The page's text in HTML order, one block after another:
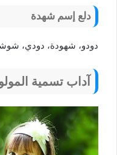
دلع إسم شهدة
دودو، شهودة، دودي،
آداب تسمية